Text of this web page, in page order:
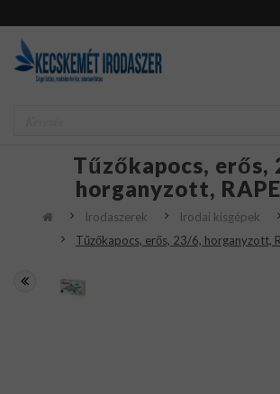
Tűzőkapocs, erős,
horganyzott,
Irodaszerek Irodai kisgépek
Tűzőkapocs, erős, 23/6, horganyzott,